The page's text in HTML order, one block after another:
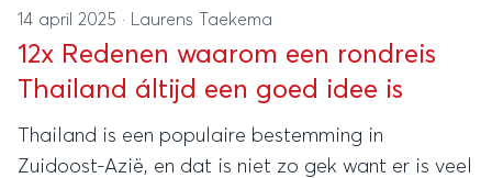
14 april 2025 · Laurens Taekema
12x Redenen waarom een rondreis
Thailand áltijd een goed idee is
Thailand is een populaire bestemming in
Zuidoost-Azië, en dat is niet zo gek want er is veel